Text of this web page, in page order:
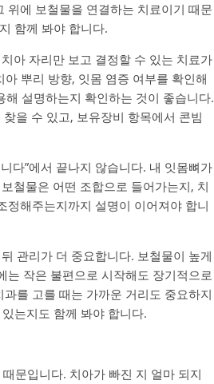
위에 보철물을 연결하는 치료이기 때문
함께 봐야 합니다.
아 자리만 보고 결정할 수 있는 치료가
뿌리 방향, 잇몸 염증 여부를 확인해
설명하는지 확인하는 것이 좋습니다.
을 수 있고, 보유장비 항목에서 콘빔
다”에서 끝나지 않습니다. 내 잇몸뼈가
철물은 어떤 조합으로 들어가는지, 치
정해주는지까지 설명이 이어져야 합니
관리가 더 중요합니다. 보철물이 높게
는 작은 불편으로 시작해도 장기적으로
를 고를 때는 가까운 거리도 중요하지
는지도 함께 봐야 합니다.
문입니다. 치아가 빠진 지 얼마 되지